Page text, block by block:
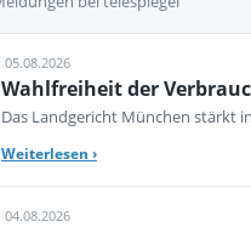
05.08.2026
Wahlfreiheit der
Das Landgericht München stärkt
Weiterlesen ›
04.08.2026